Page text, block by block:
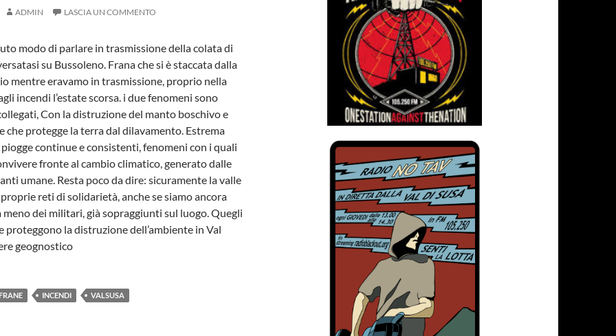
ADMIN LASCIA UN COMMENTO
modo di parlare in trasmissione della colata di
su Bussoleno. Frana che si è staccata dalla
mentre eravamo in trasmissione, proprio nella
incendi l’estate scorsa. i due fenomeni sono
Con la distruzione del manto boschivo e
che protegge la terra dal dilavamento. Estrema
continue e consistenti, fenomeni con i quali
fronte al cambio climatico, generato dalle
umane. Resta poco da dire: sicuramente la valle
reti di solidarietà, anche se siamo ancora
meno dei militari, già sopraggiunti sul luogo. Quegli
proteggono la distruzione dell’ambiente in Val
geognostico
INCENDI VALSUSA